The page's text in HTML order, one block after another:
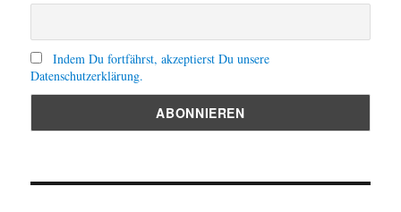
Indem Du fortfährst, akzeptierst Du unsere
Datenschutzerklärung.